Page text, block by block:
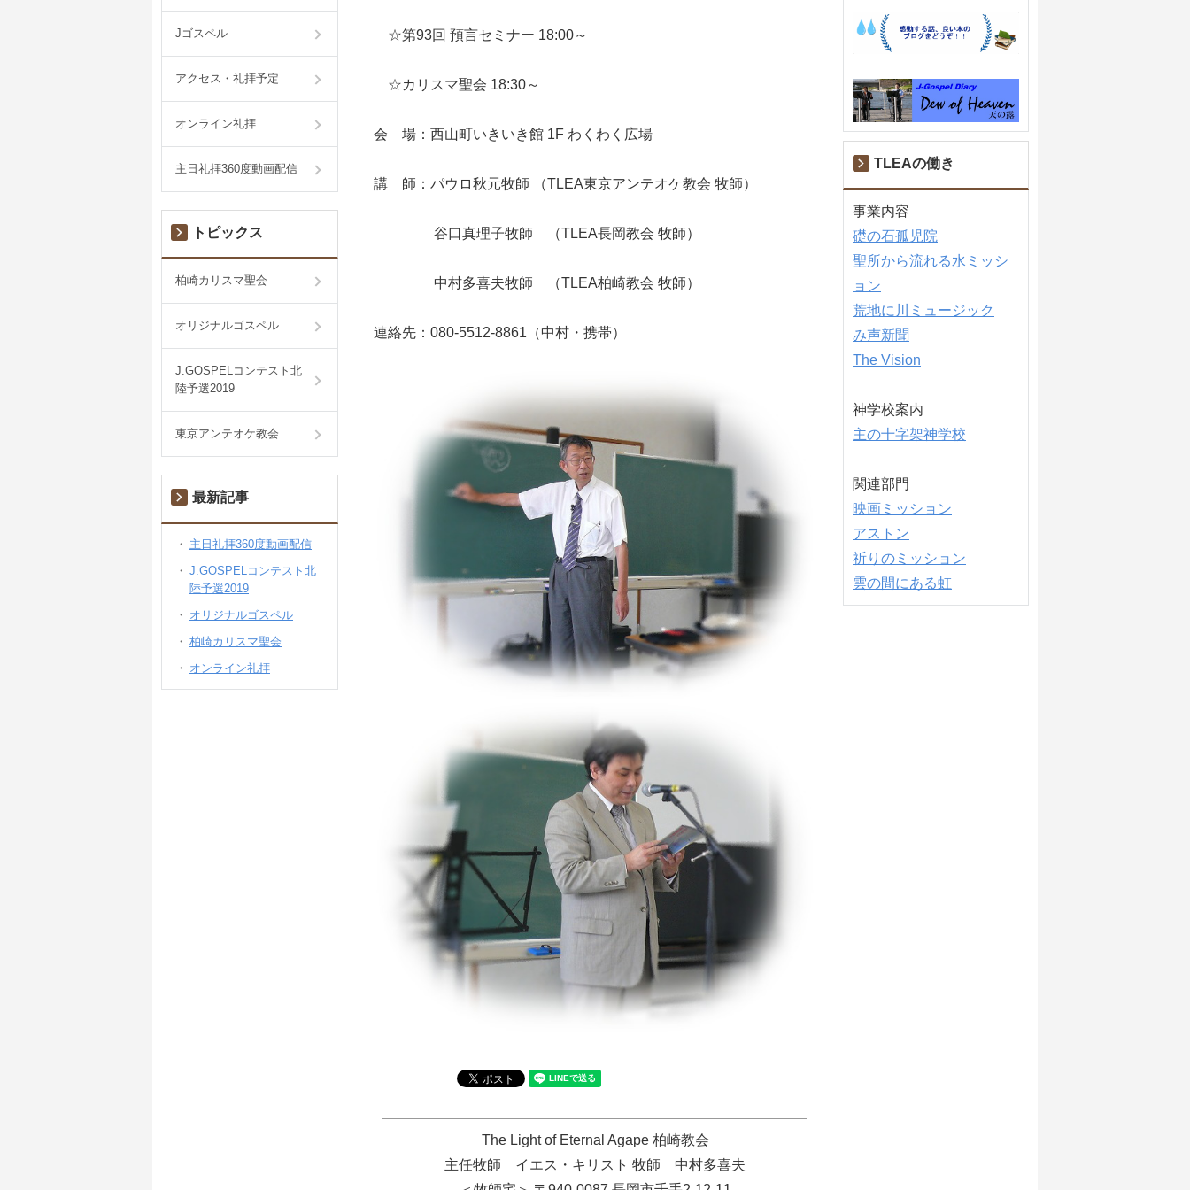
☆第93回 預言セミナー 18:00～
☆カリスマ聖会 18:30～
会 場：西山町いきいき館 1F わくわく広場
講 師：パウロ秋元牧師 （TLEA東京アンテオケ教会 牧師）
谷口真理子牧師 （TLEA長岡教会 牧師）
中村多喜夫牧師 （TLEA柏崎教会 牧師）
連絡先：080-5512-8861（中村・携帯）
The Light of Eternal Agape 柏崎教会
主任牧師 イエス・キリスト 牧師 中村多喜夫
Jゴスペル
アクセス・礼拝予定
オンライン礼拝
主日礼拝360度動画配信
トピックス
柏崎カリスマ聖会
オリジナルゴスペル
J.GOSPELコンテスト北
陸予選2019
東京アンテオケ教会
最新記事
主日礼拝360度動画配信
J.GOSPELコンテスト北
陸予選2019
オリジナルゴスペル
柏崎カリスマ聖会
オンライン礼拝
TLEAの働き
事業内容
礎の石孤児院
聖所から流れる水ミッシ
ョン
荒地に川ミュージック
み声新聞
The Vision
神学校案内
主の十字架神学校
関連部門
映画ミッション
アストン
祈りのミッション
雲の間にある虹